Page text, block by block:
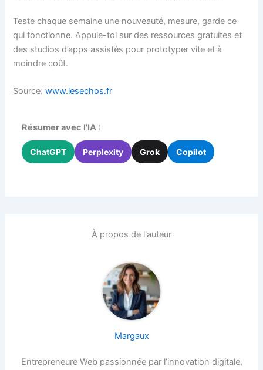
Teste chaque semaine une nouveauté, mesure, garde ce
qui fonctionne. Appuie-toi sur des ressources gratuites et
des studios d’apps assistés pour prototyper vite et à
moindre coût.
Source:www.lesechos.fr
Résumer avec l'IA :
ChatGPT Perplexity Grok Copilot
À propos de l'auteur
Margaux
Entrepreneure Web passionnée par l’innovation digitale,